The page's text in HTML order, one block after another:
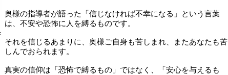
奥様の指導者が語った「信じなければ不幸になる」という言葉
は、不安や恐怖に人を縛るものです。
それを信じるあまりに、奥様ご自身も苦しまれ、またあなたも苦
しんでおられます。
真実の信仰は「恐怖で縛るもの」ではなく、「安心を与えるも